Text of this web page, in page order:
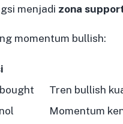
menjadi zona
momentum bullish:
Tren bullish
Momentum